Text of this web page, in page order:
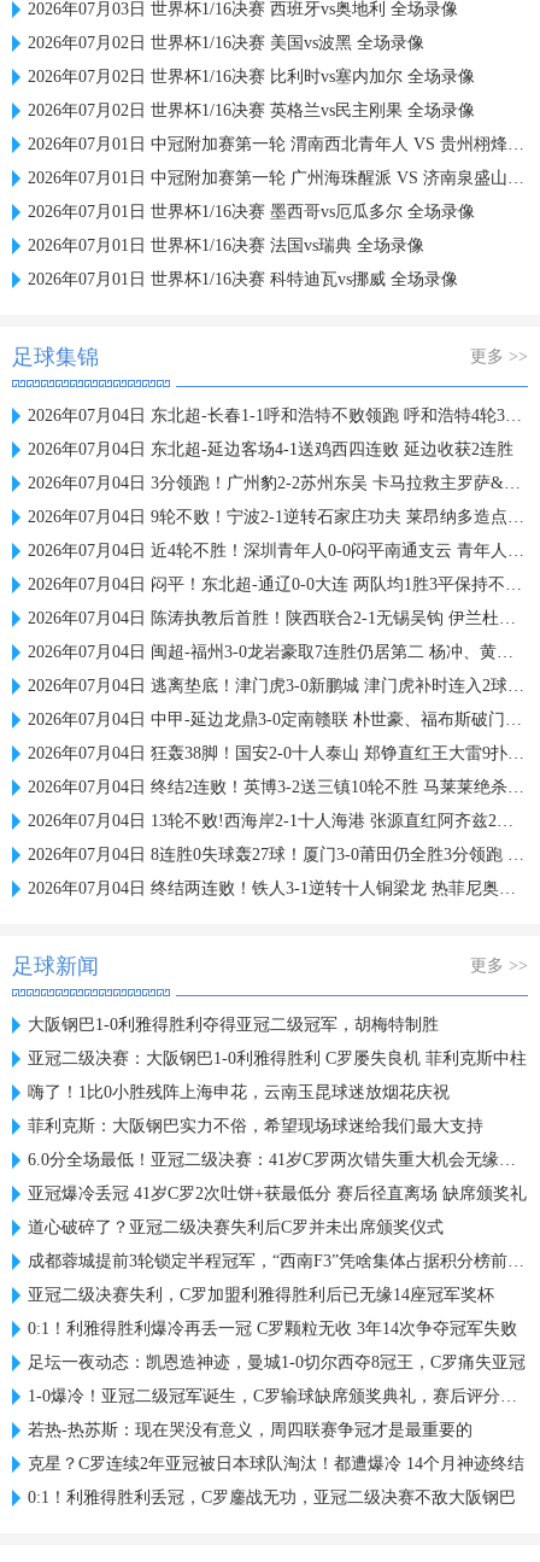
2026年07月03日 世界杯1/16决赛 西班牙vs奥地利 全场录像
2026年07月02日 世界杯1/16决赛 美国vs波黑 全场录像
2026年07月02日 世界杯1/16决赛 比利时vs塞内加尔 全场录像
2026年07月02日 世界杯1/16决赛 英格兰vs民主刚果 全场录像
2026年07月01日 中冠附加赛第一轮 渭南西北青年人 VS 贵州栩烽棠 全场录像
2026年07月01日 中冠附加赛第一轮 广州海珠醒派 VS 济南泉盛山大 全场录像
2026年07月01日 世界杯1/16决赛 墨西哥vs厄瓜多尔 全场录像
2026年07月01日 世界杯1/16决赛 法国vs瑞典 全场录像
2026年07月01日 世界杯1/16决赛 科特迪瓦vs挪威 全场录像
足球集锦 更多 >>
2026年07月04日 东北超-长春1-1呼和浩特不败领跑 呼和浩特4轮3平1负仍不胜
2026年07月04日 东北超-延边客场4-1送鸡西四连败 延边收获2连胜
2026年07月04日 3分领跑！广州豹2-2苏州东吴 卡马拉救主罗萨&埃斯特雷拉世界波
2026年07月04日 9轮不败！宁波2-1逆转石家庄功夫 莱昂纳多造点+点射刘洋制胜
2026年07月04日 近4轮不胜！深圳青年人0-0闷平南通支云 青年人仍中甲第2支云第3
2026年07月04日 闷平！东北超-通辽0-0大连 两队均1胜3平保持不败 大连遭三连平
2026年07月04日 陈涛执教后首胜！陕西联合2-1无锡吴钩 伊兰杜斯特双响+绝杀
2026年07月04日 闽超-福州3-0龙岩豪取7连胜仍居第二 杨冲、黄伟杰、李宇豪破门
2026年07月04日 逃离垫底！津门虎3-0新鹏城 津门虎补时连入2球 积分平三镇升第15
2026年07月04日 中甲-延边龙鼎3-0定南赣联 朴世豪、福布斯破门乔瓦尼造点+点射
2026年07月04日 狂轰38脚！国安2-0十人泰山 郑铮直红王大雷9扑救塞鸟+林良铭破门
2026年07月04日 终结2连败！英博3-2送三镇10轮不胜 马莱莱绝杀 卡迪斯传射难救主
2026年07月04日 13轮不败!西海岸2-1十人海港 张源直红阿齐兹2助攻VAR吹掉双方4球
2026年07月04日 8连胜0失球轰27球！厦门3-0莆田仍全胜3分领跑 刘鑫岳超级世界波
2026年07月04日 终结两连败！铁人3-1逆转十人铜梁龙 热菲尼奥双响恩加德乌染红
足球新闻 更多 >>
大阪钢巴1-0利雅得胜利夺得亚冠二级冠军，胡梅特制胜
亚冠二级决赛：大阪钢巴1-0利雅得胜利 C罗屡失良机 菲利克斯中柱
嗨了！1比0小胜残阵上海申花，云南玉昆球迷放烟花庆祝
菲利克斯：大阪钢巴实力不俗，希望现场球迷给我们最大支持
6.0分全场最低！亚冠二级决赛：41岁C罗两次错失重大机会无缘首冠
亚冠爆冷丢冠 41岁C罗2次吐饼+获最低分 赛后径直离场 缺席颁奖礼
道心破碎了？亚冠二级决赛失利后C罗并未出席颁奖仪式
成都蓉城提前3轮锁定半程冠军，“西南F3”凭啥集体占据积分榜前三？
亚冠二级决赛失利，C罗加盟利雅得胜利后已无缘14座冠军奖杯
0:1！利雅得胜利爆冷再丢一冠 C罗颗粒无收 3年14次争夺冠军失败
足坛一夜动态：凯恩造神迹，曼城1-0切尔西夺8冠王，C罗痛失亚冠
1-0爆冷！亚冠二级冠军诞生，C罗输球缺席颁奖典礼，赛后评分出炉
若热-热苏斯：现在哭没有意义，周四联赛争冠才是最重要的
克星？C罗连续2年亚冠被日本球队淘汰！都遭爆冷 14个月神迹终结
0:1！利雅得胜利丢冠，C罗鏖战无功，亚冠二级决赛不敌大阪钢巴